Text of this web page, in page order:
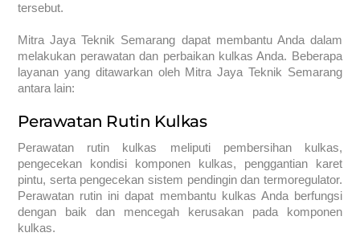
tersebut.
Mitra Jaya Teknik Semarang dapat membantu Anda dalam
melakukan perawatan dan perbaikan kulkas Anda. Beberapa
layanan yang ditawarkan oleh Mitra Jaya Teknik Semarang
antara lain:
Perawatan Rutin Kulkas
Perawatan rutin kulkas meliputi pembersihan kulkas,
pengecekan kondisi komponen kulkas, penggantian karet
pintu, serta pengecekan sistem pendingin dan termoregulator.
Perawatan rutin ini dapat membantu kulkas Anda berfungsi
dengan baik dan mencegah kerusakan pada komponen
kulkas.